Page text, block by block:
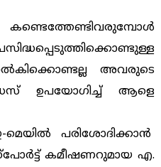
അവരുടെ
ഉപയോഗിച്ച് ആളെ
മെയില്‍ പരിശോദിക്കാന്‍
കമീഷണറുമായ എ.